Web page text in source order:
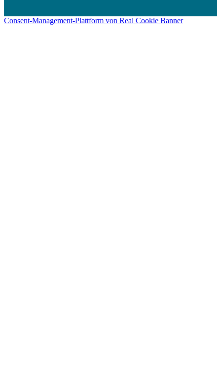
Consent-Management-Plattform von Real Cookie Banner